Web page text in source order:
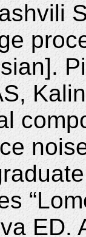
ED.